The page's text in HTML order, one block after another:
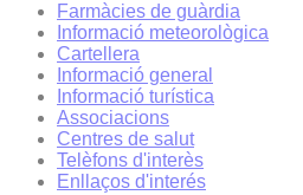
Farmàcies de guàrdia
Informació meteorològica
Cartellera
Informació general
Informació turística
Associacions
Centres de salut
Telèfons d'interès
Enllaços d'interés